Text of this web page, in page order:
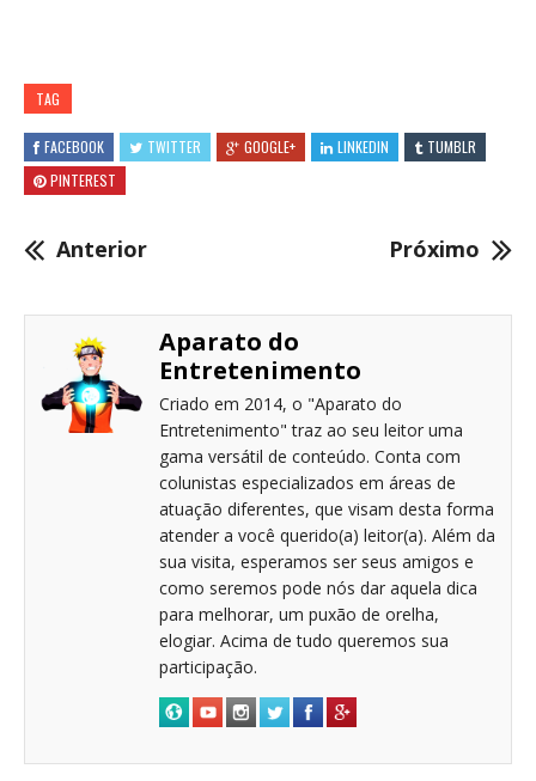
TAG
FACEBOOK TWITTER GOOGLE+ LINKEDIN
TUMBLR
PINTEREST
Anterior Próximo
Aparato do
Entretenimento
Criado em 2014, o "Aparato do
Entretenimento" traz ao seu leitor uma
gama versátil de conteúdo. Conta com
colunistas especializados em áreas de
atuação diferentes, que visam desta forma
atender a você querido(a) leitor(a). Além da
sua visita, esperamos ser seus amigos e
como seremos pode nós dar aquela dica
para melhorar, um puxão de orelha,
elogiar. Acima de tudo queremos sua
participação.